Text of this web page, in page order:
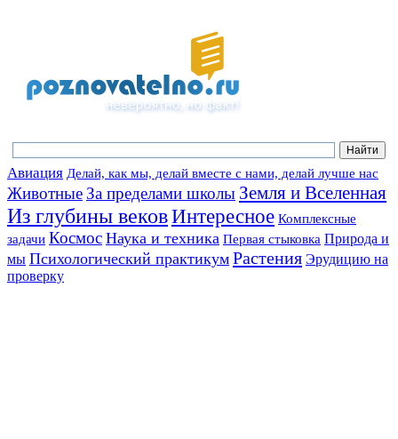
Авиация Делай, как мы, делай вместе с нами, делай лучше нас
Животные За пределами школы Земля и Вселенная
Из глубины вековИнтересное Комплексные
задачи Космос Наука и техника Первая стыковка Природа и
мы Психологический практикум Растения Эрудицию на
проверку